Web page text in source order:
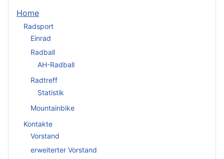
Home
Radsport
Einrad
Radball
AH-Radball
Radtreff
Statistik
Mountainbike
Kontakte
Vorstand
erweiterter Vorstand